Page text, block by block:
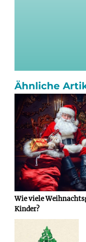
Ähnliche
Wie viele
Kinder?